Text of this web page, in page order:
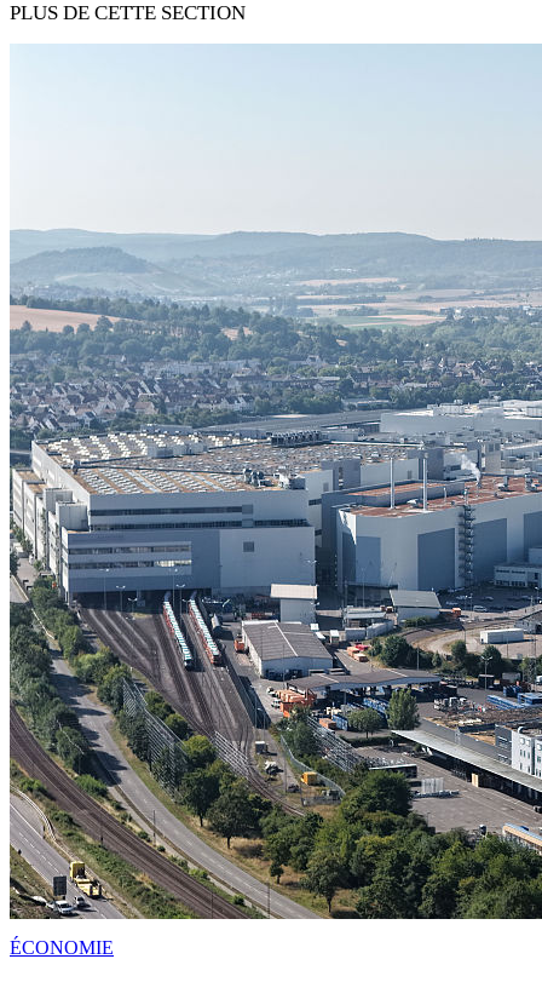
PLUS DE CETTE SECTION
ÉCONOMIE